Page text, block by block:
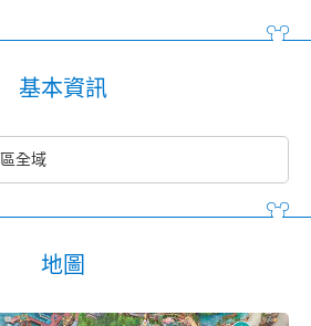
基本資訊
全域
地圖